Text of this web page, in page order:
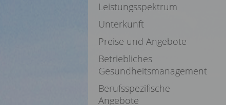
Leistungsspektrum
Unterkunft
Preise und Angebote
Betriebliches
Gesundheitsmanagement
Berufsspezifische
Angebote